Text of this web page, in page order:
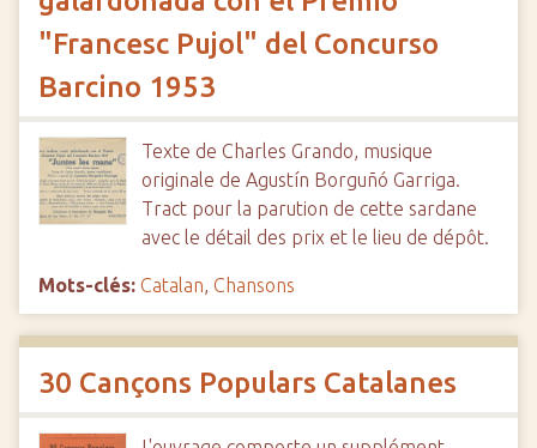
"Francesc Pujol" del Concurso
Barcino 1953
Texte de Charles Grando, musique
originale de Agustín Borguñó Garriga.
Tract pour la parution de cette sardane
avec le détail des prix et le lieu de dépôt.
Mots-clés: Catalan, Chansons
30 Cançons Populars Catalanes